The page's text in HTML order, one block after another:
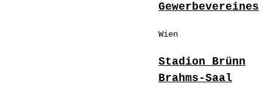
Gewerbevereines
Wien
Stadion Brünn
Brahms-Saal